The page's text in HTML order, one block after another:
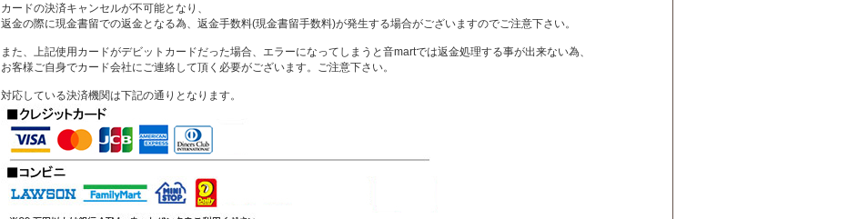
カードの決済キャンセルが不可能となり、
返金の際に現金書留での返金となる為、返金手数料(現金書留手数料)が発生する場合がございますのでご注意下さい。
また、上記使用カードがデビットカードだった場合、エラーになってしまうと音martでは返金処理する事が出来ない為、
お客様ご自身でカード会社にご連絡して頂く必要がございます。ご注意下さい。
対応している決済機関は下記の通りとなります。